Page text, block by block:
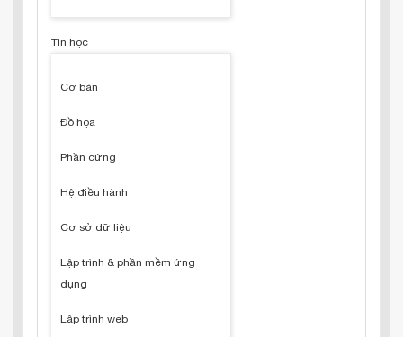
Tin học
Cơ bản
Đồ họa
Phần cứng
Hệ điều hành
Cơ sở dữ liệu
Lập trình & phần mềm ứng
dụng
Lập trình web